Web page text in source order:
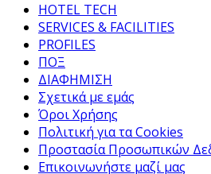
HOTEL TECH
SERVICES & FACILITIES
PROFILES
ΠΟΞ
ΔΙΑΦΗΜΙΣΗ
Σχετικά με εμάς
Όροι Χρήσης
Πολιτική για τα Cookies
Προστασία Προσωπικών
Επικοινωνήστε μαζί μας